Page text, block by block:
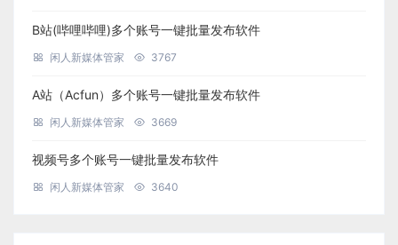
B站(哔哩哔哩)多个账号一键批量发布软件
闲人新媒体管家 3767
A站（Acfun）多个账号一键批量发布软件
闲人新媒体管家 3669
视频号多个账号一键批量发布软件
闲人新媒体管家 3640